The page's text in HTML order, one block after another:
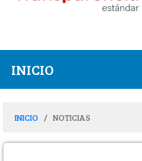
INICIO
INICIO NOTICIAS